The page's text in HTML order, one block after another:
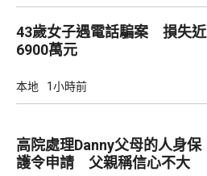
43歲女子遇電話騙案 損失近
6900萬元
本地 1小時前
高院處理Danny父母的人身保
護令申請 父親稱信心不大